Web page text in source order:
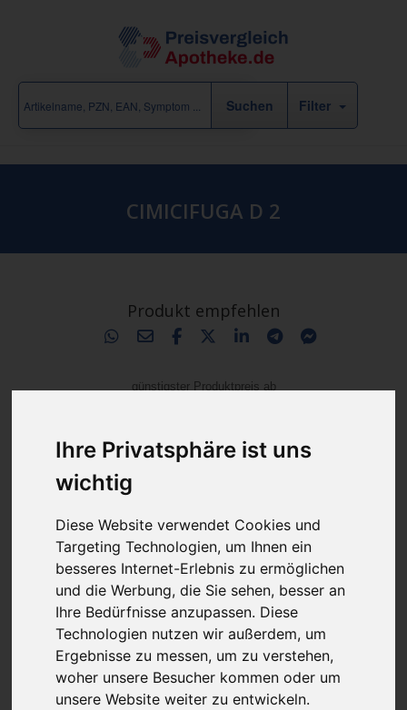
Ihre Privatsphäre ist uns
wichtig
Diese Website verwendet Cookies und
Targeting Technologien, um Ihnen ein
besseres Internet-Erlebnis zu ermöglichen
und die Werbung, die Sie sehen, besser an
Ihre Bedürfnisse anzupassen. Diese
Technologien nutzen wir außerdem, um
Ergebnisse zu messen, um zu verstehen,
woher unsere Besucher kommen oder um
unsere Website weiter zu entwickeln.
Filter
CIMICIFUGA D 2
Produkt empfehlen
günstigster Produktpreis ab
6,81 €
Luitpold Apotheke-medikamente-per-
+ 3,50 € Versandkosten
& inkl. MwSt.
Ersparnis: 56%oder8,60 € 1
Preis pro 1 G / 0,68 €
Daten vom 08.08.2026 09:02 Uhr